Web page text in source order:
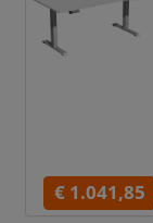
€ 1.041,85